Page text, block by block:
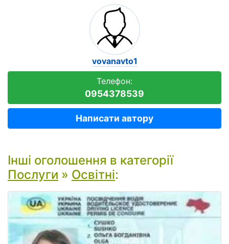
vovanavto1
Телефон:
0954378539
Написати автору
Інші оголошення в категорії
Послуги » Освітні: